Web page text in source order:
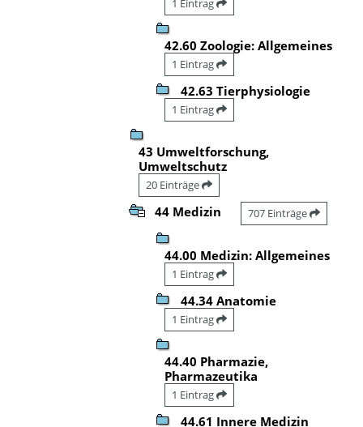
1 Eintrag
42.60 Zoologie: Allgemeines
1 Eintrag
42.63 Tierphysiologie
1 Eintrag
43 Umweltforschung,
Umweltschutz
20 Einträge
44 Medizin 707 Einträge
44.00 Medizin: Allgemeines
1 Eintrag
44.34 Anatomie
1 Eintrag
44.40 Pharmazie,
Pharmazeutika
1 Eintrag
44.61 Innere Medizin